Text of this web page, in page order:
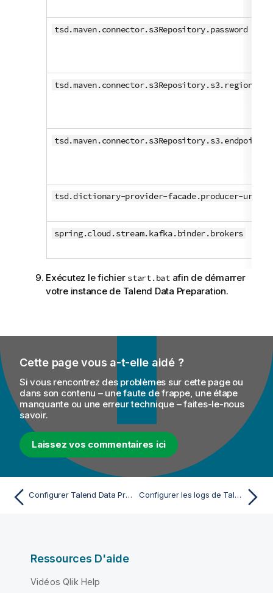
tsd.maven.connector.s3Repository.password
tsd.maven.connector.s3Repository.s3.region
tsd.maven.connector.s3Repository.s3.endpoint
tsd.dictionary-provider-facade.producer-url
spring.cloud.stream.kafka.binder.brokers
Exécutez le fichier start.batafin de démarrer
votre instance de Talend Data Preparation.
Cette page vous a-t-elle aidé ?
Si vous rencontrez des problèmes sur cette page ou
dans son contenu – une faute de frappe, une étape
manquante ou une erreur technique – faites-le-nous
savoir.
Laissez vos commentaires ici
Configurer Talend Data Preparation Configurer les logs de Talend Data Preparation
Ressources D'aide
Vidéos Qlik Help